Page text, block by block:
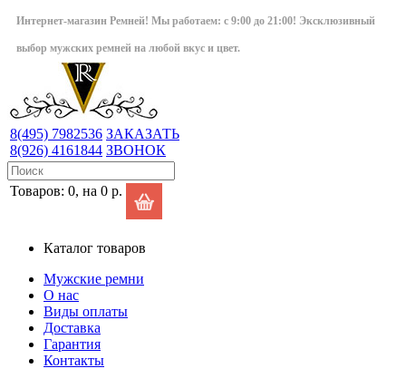
Интернет-магазин Ремней! Мы работаем: с 9:00 до 21:00! Эксклюзивный
выбор мужских ремней на любой вкус и цвет.
8(495) 7982536
8(926) 4161844
ЗАКАЗАТЬ
ЗВОНОК
Товаров: 0, на 0 р.
Каталог товаров
Мужские ремни
О нас
Виды оплаты
Доставка
Гарантия
Контакты